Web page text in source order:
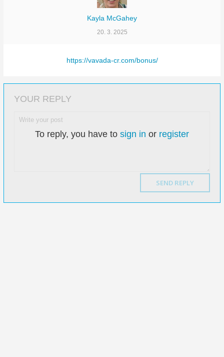
Kayla McGahey
20. 3. 2025
https://vavada-cr.com/bonus/
To reply, you have to sign in or register
YOUR REPLY